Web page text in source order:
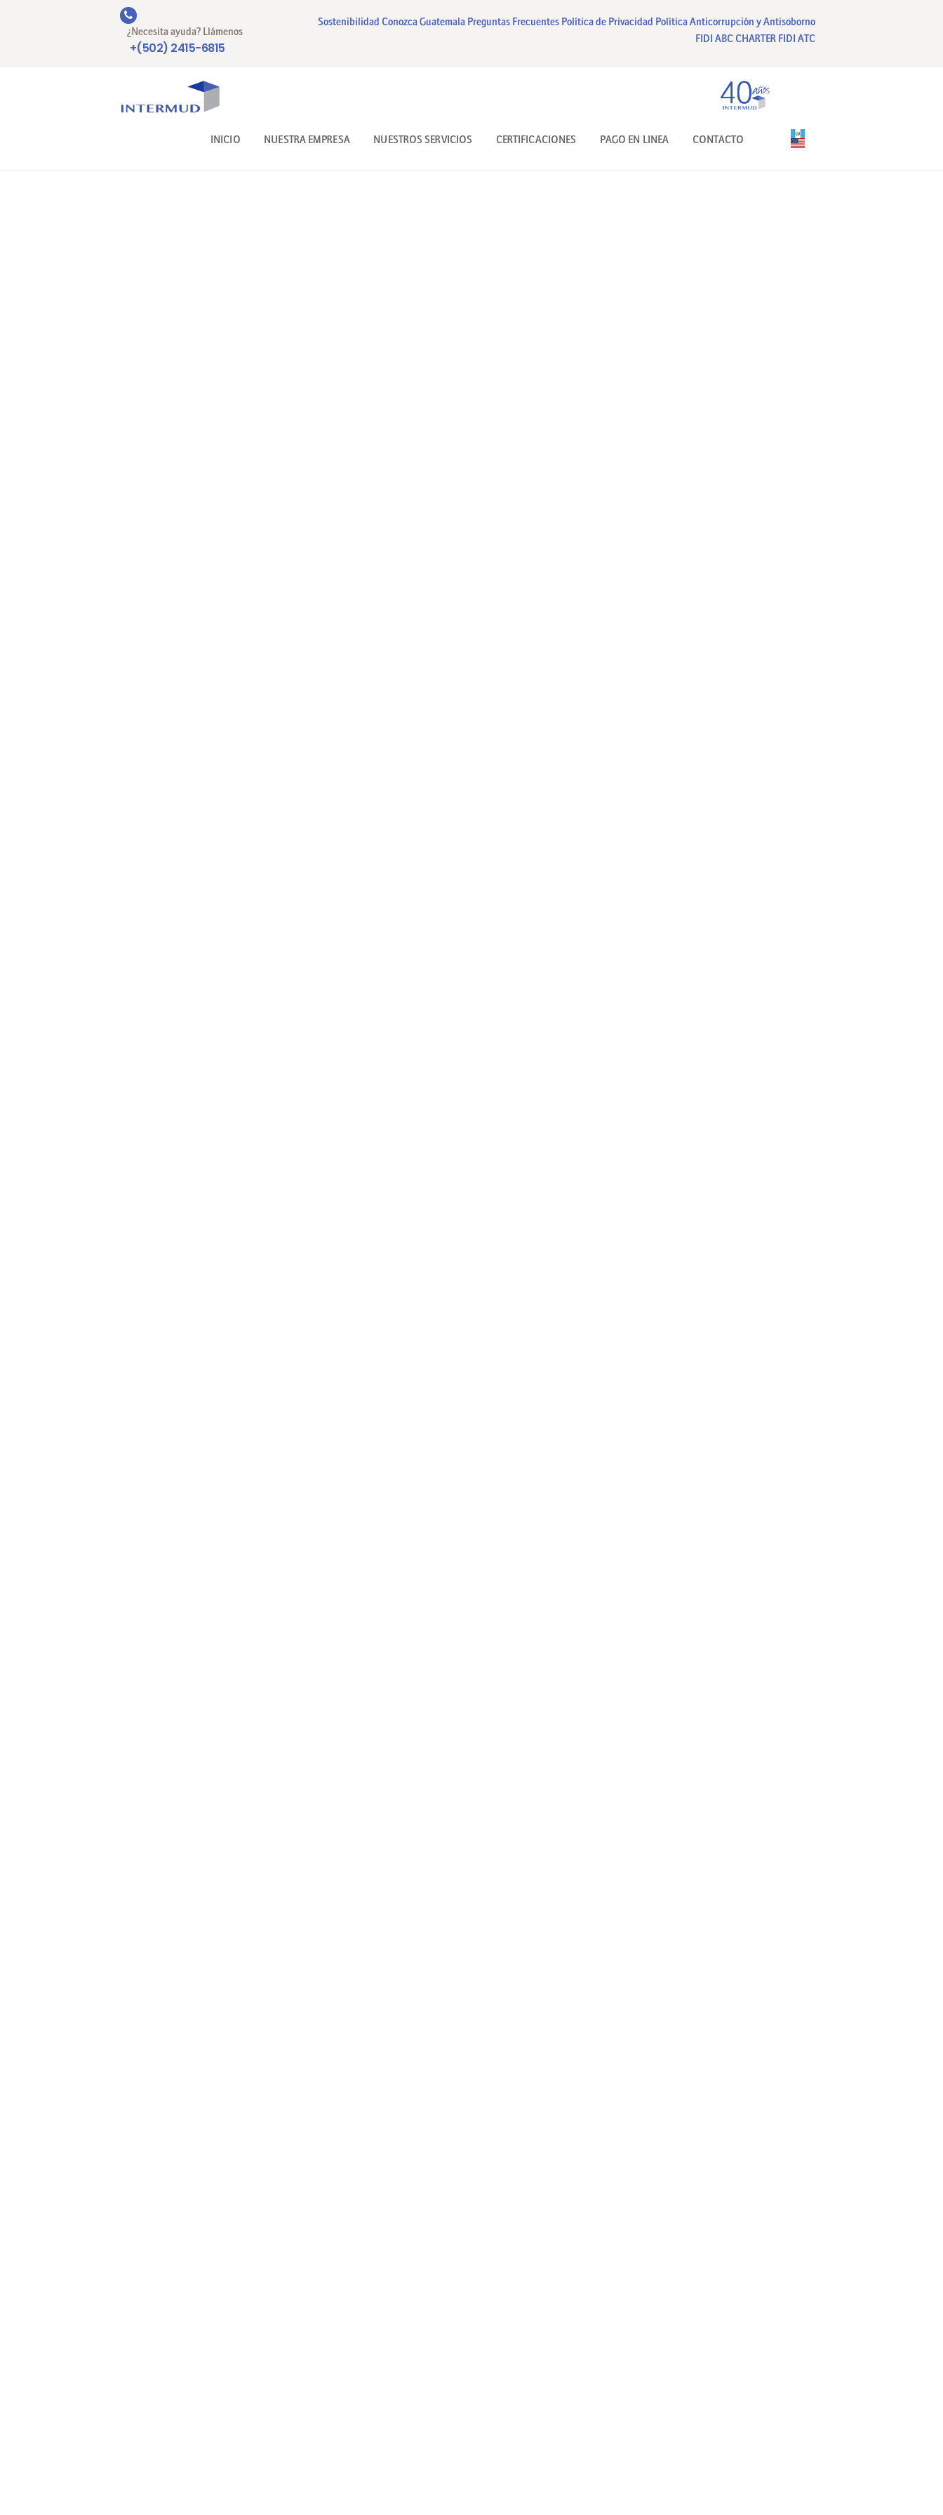
¿Necesita ayuda? Llámenos
+(502) 2415-6815
Sostenibilidad Conozca Guatemala Preguntas Frecuentes Política de Privacidad Política Anticorrupción y Antisoborno
FIDI ABC CHARTER FIDI ATC
INICIO NUESTRA EMPRESA NUESTROS SERVICIOS CERTIFICACIONES PAGO EN LINEA CONTACTO
INICIO